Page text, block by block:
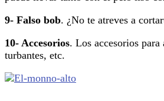
9- Falso bob. ¿No te atreves a
10- Accesorios. Los accesorios
turbantes, etc.